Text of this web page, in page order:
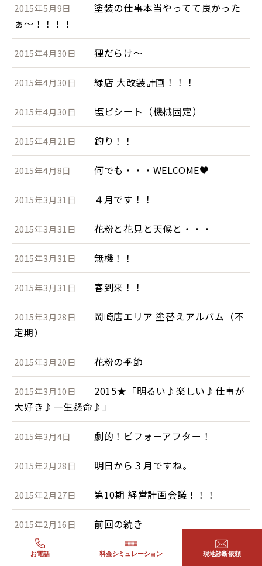
2015年5月9日
塗装の仕事本当やってて良かった
ぁ～！！！！
2015年4月30日 狸だらけ～
2015年4月30日 緑店 大改装計画！！！
2015年4月30日 塩ビシート（機械固定）
2015年4月21日 釣り！！
2015年4月8日 何でも・・・WELCOME♥
2015年3月31日 ４月です！！
2015年3月31日 花粉と花見と天候と・・・
2015年3月31日 無機！！
2015年3月31日 春到来！！
2015年3月28日
岡崎店エリア 塗替えアルバム（不
定期）
2015年3月20日 花粉の季節
2015年3月10日
2015★「明るい♪楽しい♪仕事が
大好き♪一生懸命♪」
2015年3月4日 劇的！ビフォーアフター！
2015年2月28日 明日から３月ですね。
2015年2月27日 第10期 経営計画会議！！！
2015年2月16日 前回の続き
2015年2月10日
立春迎えましたが、まだまだ真冬
お電話 料金シミュレーション 現地診断依頼